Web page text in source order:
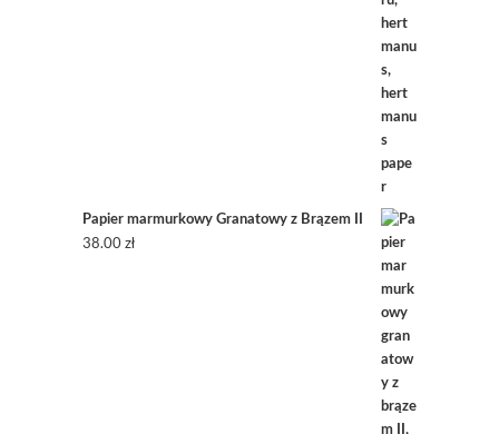
Papier marmurkowy Granatowy z Brązem II
38.00zł